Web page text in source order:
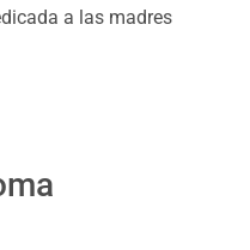
a las madres